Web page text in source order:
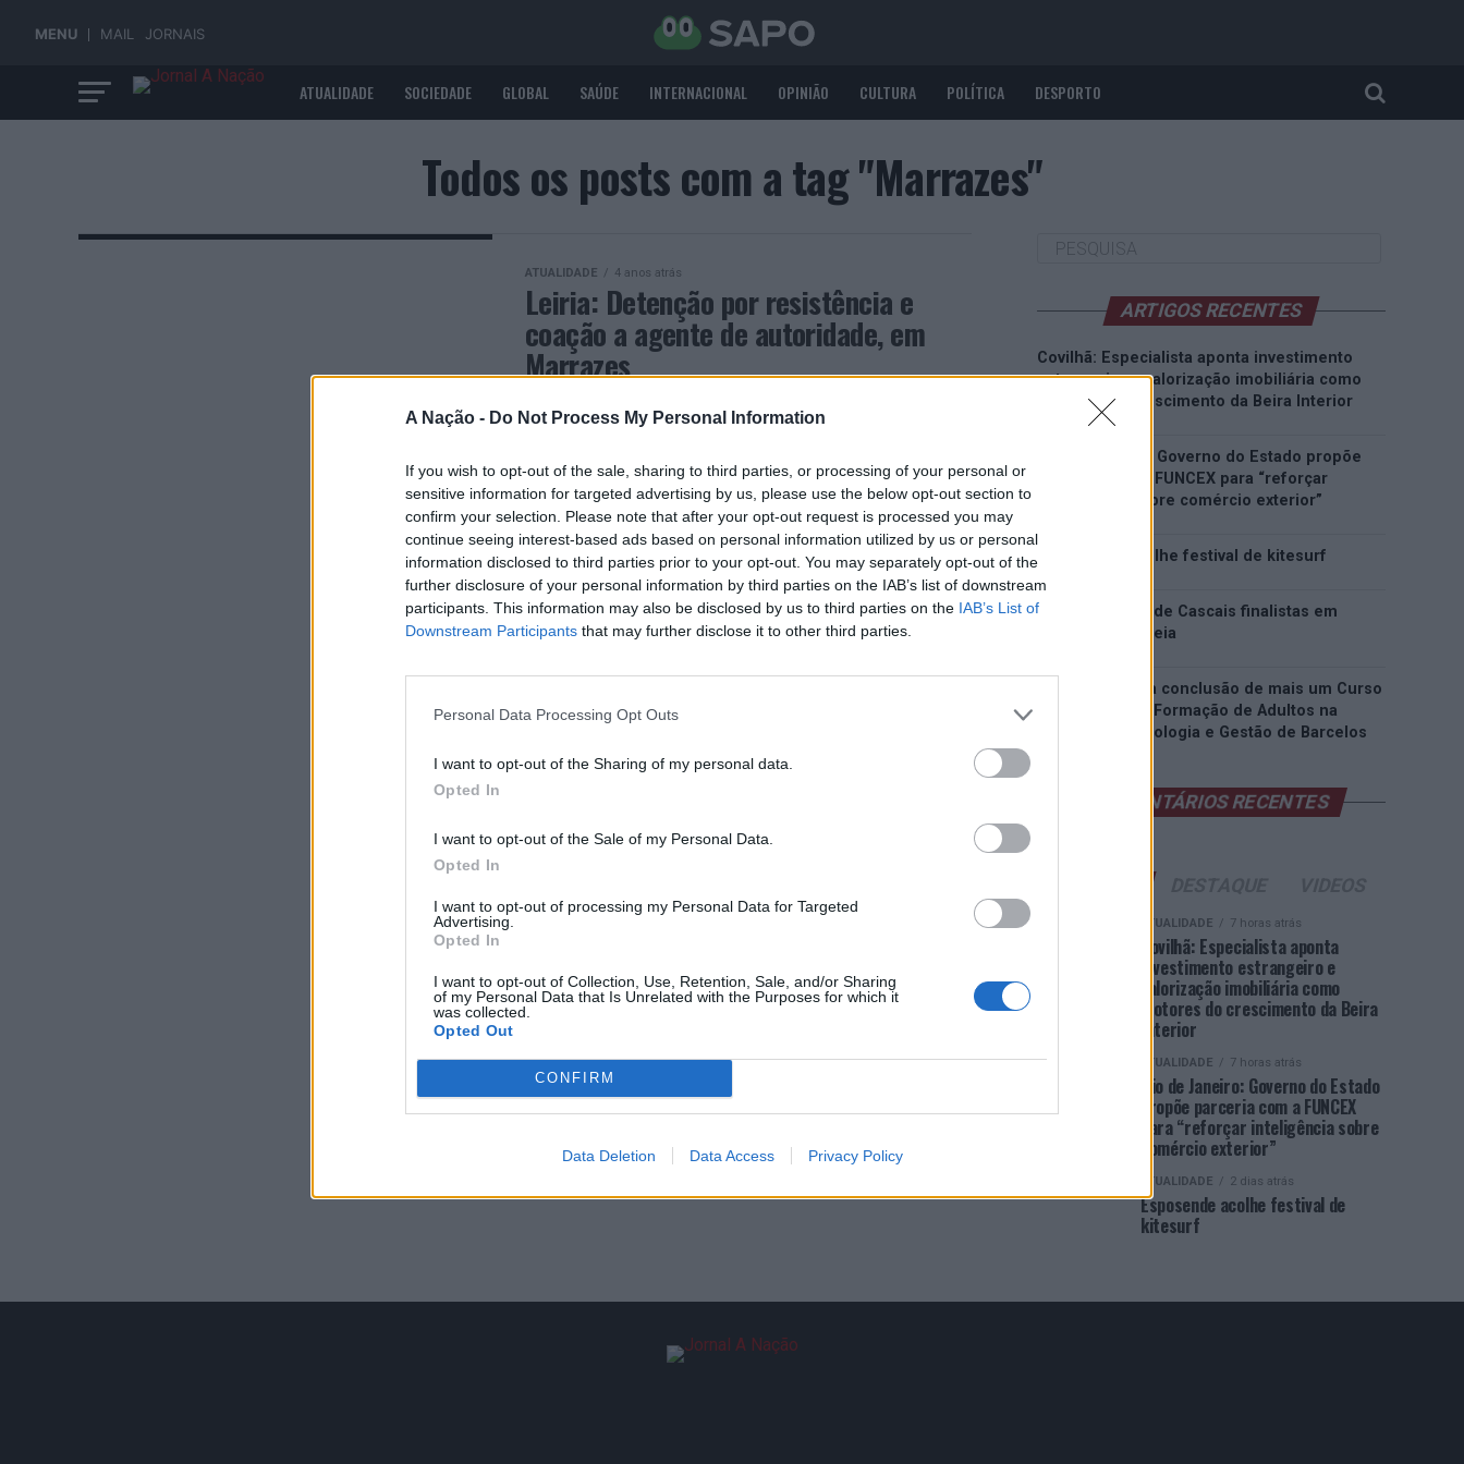
A Nação - Do Not Process My Personal Information
If you wish to opt-out of the sale, sharing to third parties, or processing of your personal or
sensitive information for targeted advertising by us, please use the below opt-out section to
confirm your selection. Please note that after your opt-out request is processed you may
continue seeing interest-based ads based on personal information utilized by us or personal
information disclosed to third parties prior to your opt-out. You may separately opt-out of the
further disclosure of your personal information by third parties on the IAB’s list of downstream
participants. This information may also be disclosed by us to third parties on the IAB’s List of
Downstream Participants that may further disclose it to other third parties.
Personal Data Processing Opt Outs
I want to opt-out of the Sharing of my personal data.
Opted In
I want to opt-out of the Sale of my Personal Data.
Opted In
I want to opt-out of processing my Personal Data for Targeted
Advertising.
Opted In
I want to opt-out of Collection, Use, Retention, Sale, and/or Sharing
of my Personal Data that Is Unrelated with the Purposes for which it
was collected.
Opted Out
CONFIRM
Data Deletion Data Access Privacy Policy
MENU MAIL JORNAIS
ATUALIDADE SOCIEDADE GLOBAL SAÚDE INTERNACIONAL OPINIÃO CULTURA POLÍTICA DESPORTO
Todos os posts com a tag "Marrazes"
ATUALIDADE 4 anos atrás
Leiria: Detenção por resistência e
coação a agente de autoridade, em
Marrazes
No início da noite de ontem, dia 17 de fevereiro, a
Esquadra de Marrazes, da Divisão de Leiria,
ARTIGOS RECENTES
Covilhã: Especialista aponta investimento
estrangeiro e valorização imobiliária como
motores do crescimento da Beira Interior
Rio de Janeiro: Governo do Estado propõe
parceria com a FUNCEX para “reforçar
inteligência sobre comércio exterior”
Esposende acolhe festival de kitesurf
Cinco projetos de Cascais finalistas em
iniciativa europeia
EMEC celebra a conclusão de mais um Curso
de Educação e Formação de Adultos na
Escola de Tecnologia e Gestão de Barcelos
COMENTÁRIOS RECENTES
ATUALIDADE 7 horas atrás
Covilhã: Especialista aponta
investimento estrangeiro e
valorização imobiliária como
motores do crescimento da Beira
Interior
ATUALIDADE 7 horas atrás
Rio de Janeiro: Governo do Estado
propõe parceria com a FUNCEX
para “reforçar inteligência sobre
comércio exterior”
ATUALIDADE 2 dias atrás
Esposende acolhe festival de
kitesurf